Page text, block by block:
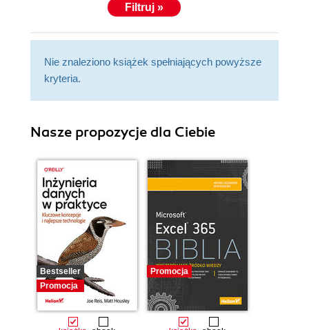
Filtruj »
Nie znaleziono książek spełniających powyższe
kryteria.
Nasze propozycje dla Ciebie
Bestseller
Promocja
Promocja